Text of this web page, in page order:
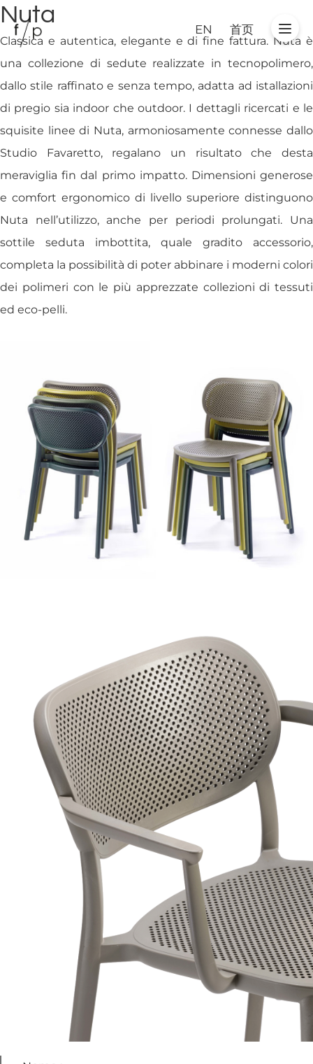
EN 首页
Nuta
Classica e autentica, elegante e di fine fattura. Nuta è
una collezione di sedute realizzate in tecnopolimero,
dallo stile raffinato e senza tempo, adatta ad istallazioni
di pregio sia indoor che outdoor. I dettagli ricercati e le
squisite linee di Nuta, armoniosamente connesse dallo
Studio Favaretto, regalano un risultato che desta
meraviglia fin dal primo impatto. Dimensioni generose
e comfort ergonomico di livello superiore distinguono
Nuta nell’utilizzo, anche per periodi prolungati. Una
sottile seduta imbottita, quale gradito accessorio,
completa la possibilità di poter abbinare i moderni colori
dei polimeri con le più apprezzate collezioni di tessuti
ed eco-pelli.